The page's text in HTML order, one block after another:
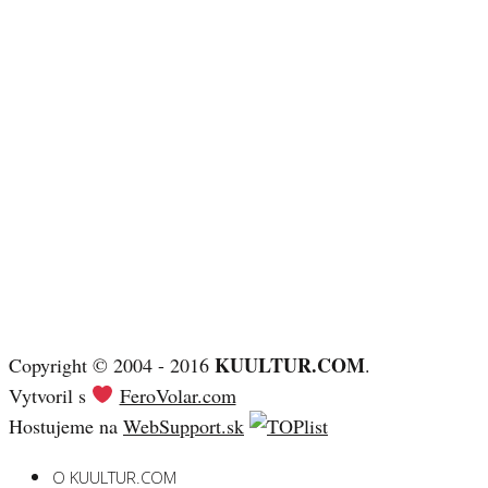
Copyright © 2004 - 2016 KUULTUR.COM.
Vytvoril s
FeroVolar.com
Hostujeme na WebSupport.sk
O KUULTUR.COM